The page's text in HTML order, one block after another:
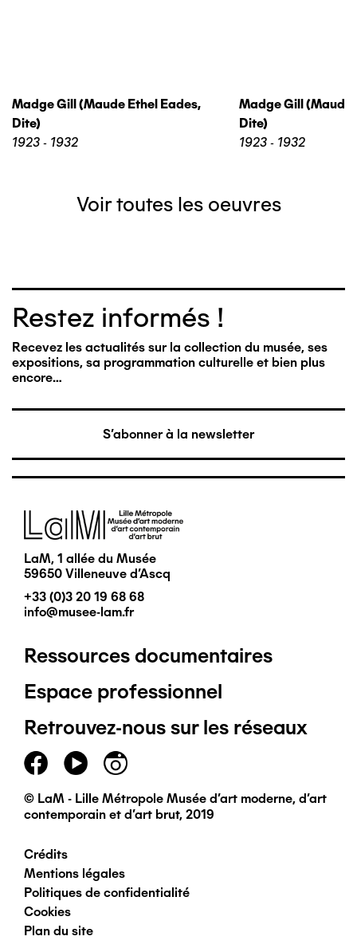
Madge Gill (maude Ethel Eades,
Dite)
1923 - 1932
Madge Gill (maude
Dite)
1923 - 1932
Voir toutes les oeuvres
Restez informés !
Recevez les actualités sur la collection du musée, ses
expositions, sa programmation culturelle et bien plus
encore…
S'abonner à la newsletter
Image
LaM, 1 allée du Musée
59650 Villeneuve d'Ascq
+33 (0)3 20 19 68 68
info@musee-lam.fr
Pied
de
page
principal
Ressources documentaires
Espace professionnel
Retrouvez-nous sur les réseaux
© LaM - Lille Métropole Musée d'art moderne, d'art
contemporain et d'art brut, 2019
Pied
de
Crédits
Mentions légales
Politiques de confidentialité
Cookies
Plan du site